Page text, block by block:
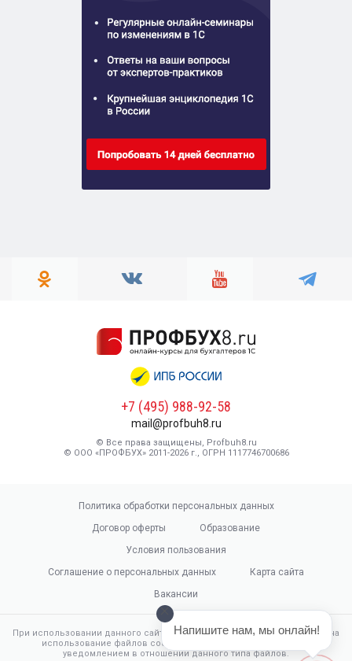
+7 (495) 988-92-58
mail@profbuh8.ru
© Все права защищены, Profbuh8.ru
© ООО «ПРОФБУХ» 2011-2026 г., ОГРН 1117746700686
Политика обработки персональных данных
Договор оферты
Образование
Условия пользования
Соглашение о персональных данных
Карта сайта
Вакансии
При использовании данного сайта, вы подтверждаете свое согласие на
использование файлов cookie в соответствии с настоящим
уведомлением в отношении данного типа файлов.
Напишите нам, мы онлайн!